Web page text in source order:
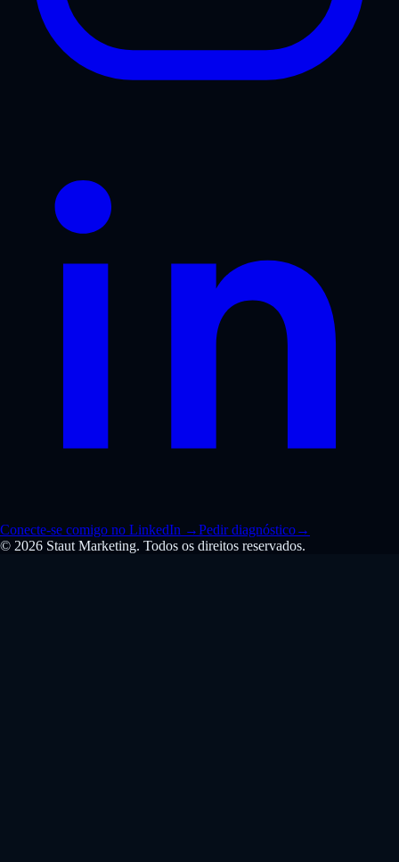
Conecte-se comigo no LinkedIn →Pedir diagnóstico→
© 2026 Staut Marketing. Todos os direitos reservados.